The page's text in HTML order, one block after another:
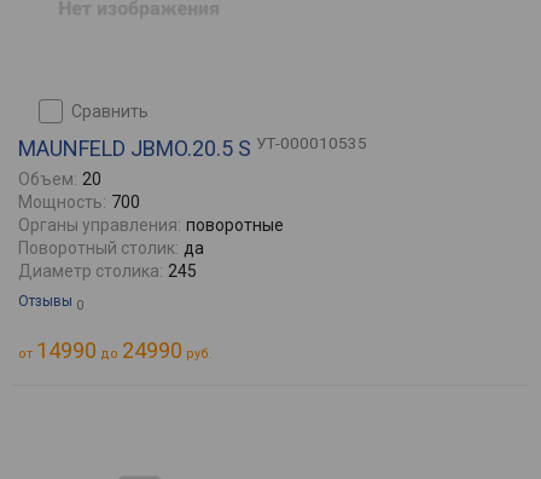
сравнить
MAUNFELD JBMO.20.5 S УТ-000010535
Объем: 20
Мощность: 700
Органы управления: поворотные
Поворотный столик: да
Диаметр столика: 245
Отзывы 0
от 14990 до 24990 руб.